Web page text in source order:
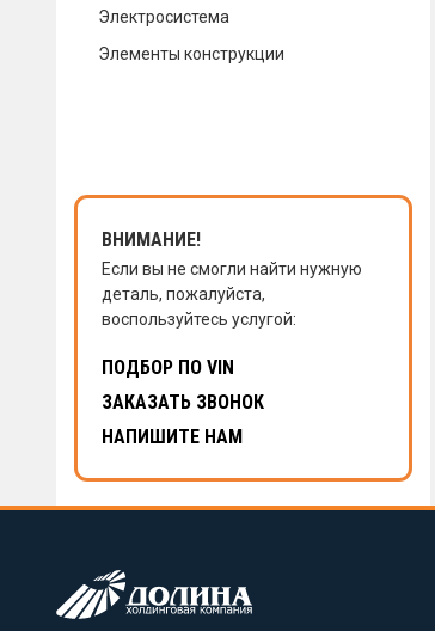
ЗАКАЗАТЬ ЗВОНОК
Электросистема
Элементы конструкции
ВНИМАНИЕ!
Если вы не смогли найти нужную
деталь, пожалуйста,
воспользуйтесь услугой:
ПОДБОР ПО VIN
ЗАКАЗАТЬ ЗВОНОК
НАПИШИТЕ НАМ